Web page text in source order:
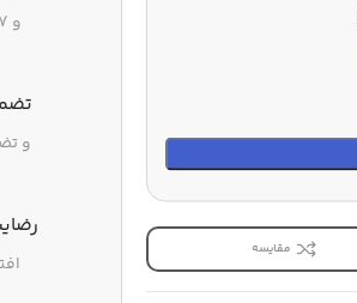
مقایسه
و ۷ روز هفته
و